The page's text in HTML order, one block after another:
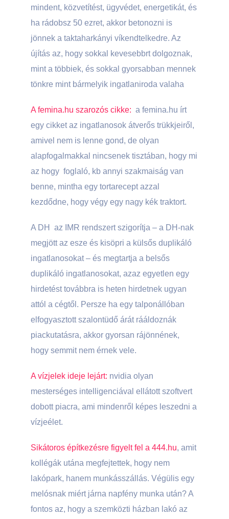
mindent, közvetítést, ügyvédet, energetikát, és
ha rádobsz 50 ezret, akkor betonozni is
jönnek a taktaharkányi víkendtelkedre. Az
újítás az, hogy sokkal kevesebbrt dolgoznak,
mint a többiek, és sokkal gyorsabban mennek
tönkre mint bármelyik ingatlaniroda valaha
A femina.hu szarozós cikke: a femina.hu írt
egy cikket az ingatlanosok átverős trükkjeiről,
amivel nem is lenne gond, de olyan
alapfogalmakkal nincsenek tisztában, hogy mi
az hogy foglaló, kb annyi szakmaiság van
benne, mintha egy tortarecept azzal
kezdődne, hogy végy egy nagy kék traktort.
A DH az IMR rendszert szigorítja – a DH-nak
megjött az esze és kisöpri a külsős duplikáló
ingatlanosokat – és megtartja a belsős
duplikáló ingatlanosokat, azaz egyetlen egy
hirdetést továbbra is heten hirdetnek ugyan
attól a cégtől. Persze ha egy talponállóban
elfogyasztott szalontüdő árát rááldoznák
piackutatásra, akkor gyorsan rájönnének,
hogy semmit nem érnek vele.
A vízjelek ideje lejárt: nvidia olyan
mesterséges intelligenciával ellátott szoftvert
dobott piacra, ami mindenről képes leszedni a
vízjeélet.
Sikátoros építkezésre figyelt fel a 444.hu, amit
kollégák utána megfejtettek, hogy nem
lakópark, hanem munkásszállás. Végülis egy
melósnak miért járna napfény munka után? A
fontos az, hogy a szemközti házban lakó az